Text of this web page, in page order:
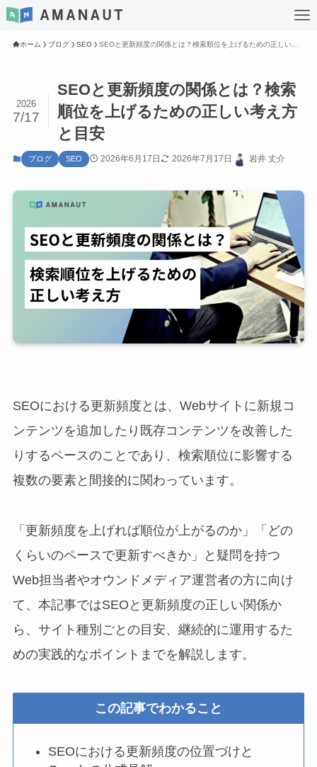
ホーム ブログ SEO SEOと更新頻度の関係とは？検索順位を上げるための正しい考え方と目安
SEOと更新頻度の関係とは？検索
順位を上げるための正しい考え方
と目安
2026
7/17
ブログ SEO 2026年6月17日 2026年7月17日 岩井 丈介
SEOにおける更新頻度とは、Webサイトに新規コ
ンテンツを追加したり既存コンテンツを改善した
りするペースのことであり、検索順位に影響する
複数の要素と間接的に関わっています。
「更新頻度を上げれば順位が上がるのか」「どの
くらいのペースで更新すべきか」と疑問を持つ
Web担当者やオウンドメディア運営者の方に向け
て、本記事ではSEOと更新頻度の正しい関係か
ら、サイト種別ごとの目安、継続的に運用するた
めの実践的なポイントまでを解説します。
この記事でわかること
SEOにおける更新頻度の位置づけと